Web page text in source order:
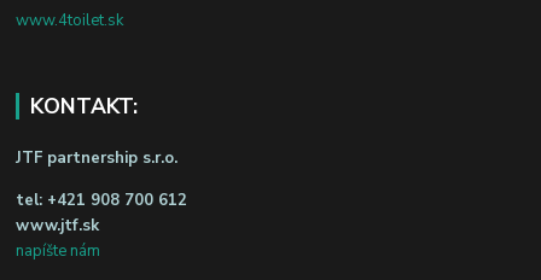
www.4toilet.sk
KONTAKT:
JTF partnership s.r.o.
tel: +421 908 700 612
www.jtf.sk
napíšte nám